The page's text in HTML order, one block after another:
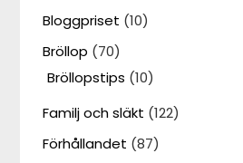
Bloggpriset (10)
Bröllop (70)
Bröllopstips (10)
Familj och släkt (122)
Förhållandet (87)